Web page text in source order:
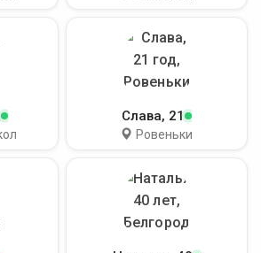
Слава, 21
Ровеньки